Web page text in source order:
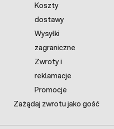
Koszty
dostawy
Wysyłki
zagraniczne
Zwroty i
reklamacje
Promocje
Zażądaj zwrotu jako gość